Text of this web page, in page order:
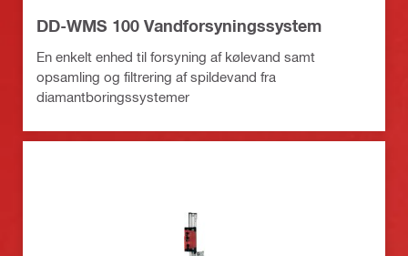
DD-WMS 100 Vandforsyningssystem
En enkelt enhed til forsyning af kølevand samt
opsamling og filtrering af spildevand fra
diamantboringssystemer